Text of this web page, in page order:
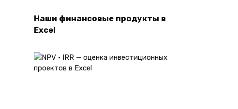
Наши финансовые продукты в
Excel